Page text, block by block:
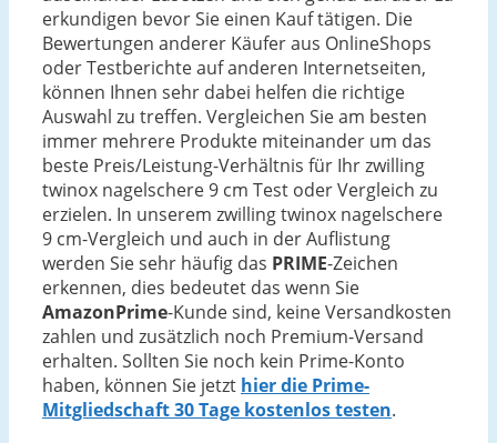
erkundigen bevor Sie einen Kauf tätigen. Die
Bewertungen anderer Käufer aus OnlineShops
oder Testberichte auf anderen Internetseiten,
können Ihnen sehr dabei helfen die richtige
Auswahl zu treffen. Vergleichen Sie am besten
immer mehrere Produkte miteinander um das
beste Preis/Leistung-Verhältnis für Ihr zwilling
twinox nagelschere 9 cm Test oder Vergleich zu
erzielen. In unserem zwilling twinox nagelschere
9 cm-Vergleich und auch in der Auflistung
werden Sie sehr häufig das PRIME-Zeichen
erkennen, dies bedeutet das wenn Sie
AmazonPrime-Kunde sind, keine Versandkosten
zahlen und zusätzlich noch Premium-Versand
erhalten. Sollten Sie noch kein Prime-Konto
haben, können Sie jetzt hier die Prime-
Mitgliedschaft 30 Tage kostenlos testen.